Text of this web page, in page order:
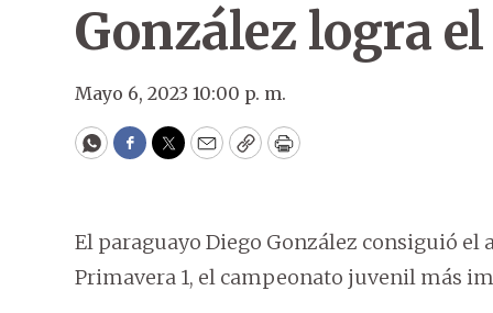
González logra
Mayo 6, 2023 10:00 p. m.
WhatsApp
Facebook
Twitter
EmailCopyPrint
El paraguayo Diego González consiguió el
Primavera 1, el campeonato juvenil más